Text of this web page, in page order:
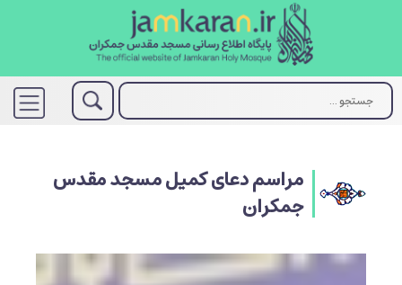
مراسم دعای کمیل مسجد مقدس
جمکران